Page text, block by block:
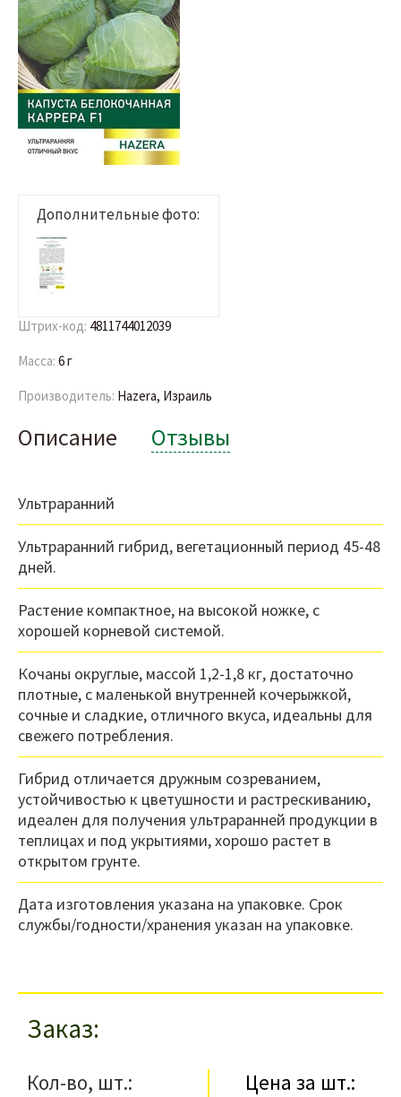
Дополнительные фото:
Штрих-код: 4811744012039
Масса: 6 г
Производитель: Hazera, Израиль
Описание Отзывы
Ультраранний
Ультраранний гибрид, вегетационный период 45-48
дней.
Растение компактное, на высокой ножке, с
хорошей корневой системой.
Кочаны округлые, массой 1,2-1,8 кг, достаточно
плотные, с маленькой внутренней кочерыжкой,
сочные и сладкие, отличного вкуса, идеальны для
свежего потребления.
Гибрид отличается дружным созреванием,
устойчивостью к цветушности и растрескиванию,
идеален для получения ультраранней продукции в
теплицах и под укрытиями, хорошо растет в
открытом грунте.
Дата изготовления указана на упаковке. Срок
службы/годности/хранения указан на упаковке.
Заказ
Кол-во, шт.:
Цена за шт.: